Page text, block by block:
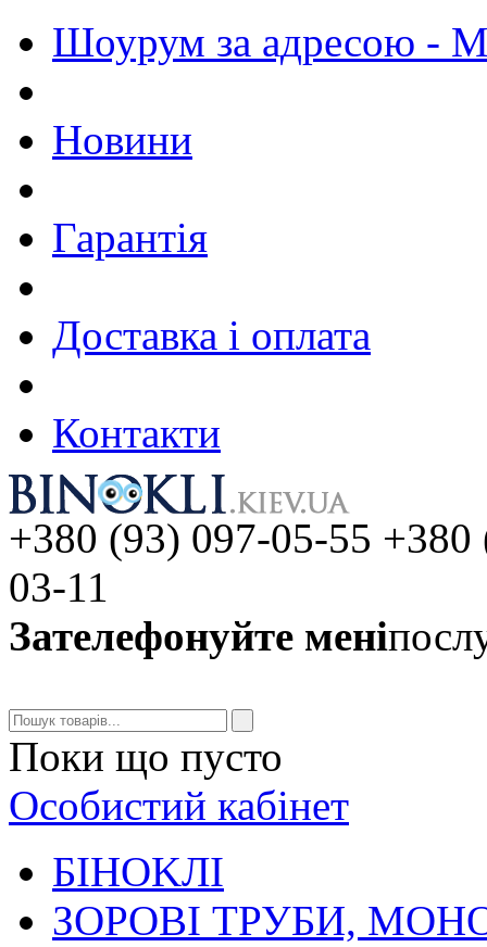
Шоурум за адресою - М.
Новини
Гарантія
Доставка і оплата
Контакти
+380 (93) 097-05-55
03-11
Зателефонуйте мені
Поки що пусто
Особистий кабінет
БIHOKЛI
ЗОРОВІ ТРУБИ,